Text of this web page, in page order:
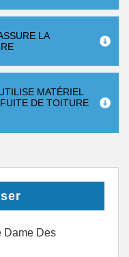
LA
MATÉRIEL
DE TOITURE
Dame Des